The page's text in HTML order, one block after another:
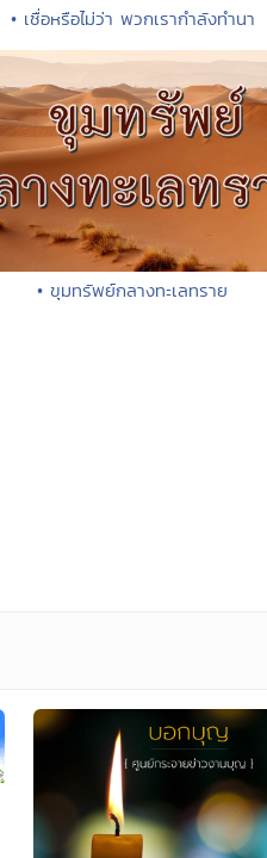
• เชื่อหรือไม่ว่า พวกเรากำลังทำนา
• ขุมทรัพย์กลางทะเลทราย